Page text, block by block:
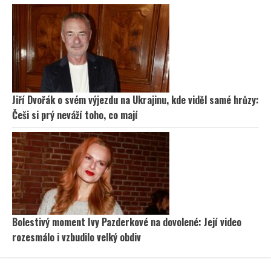
Jiří Dvořák o svém výjezdu na Ukrajinu, kde viděl samé hrůzy:
Češi si prý neváží toho, co mají
Bolestivý moment Ivy Pazderkové na dovolené: Její video
rozesmálo i vzbudilo velký obdiv